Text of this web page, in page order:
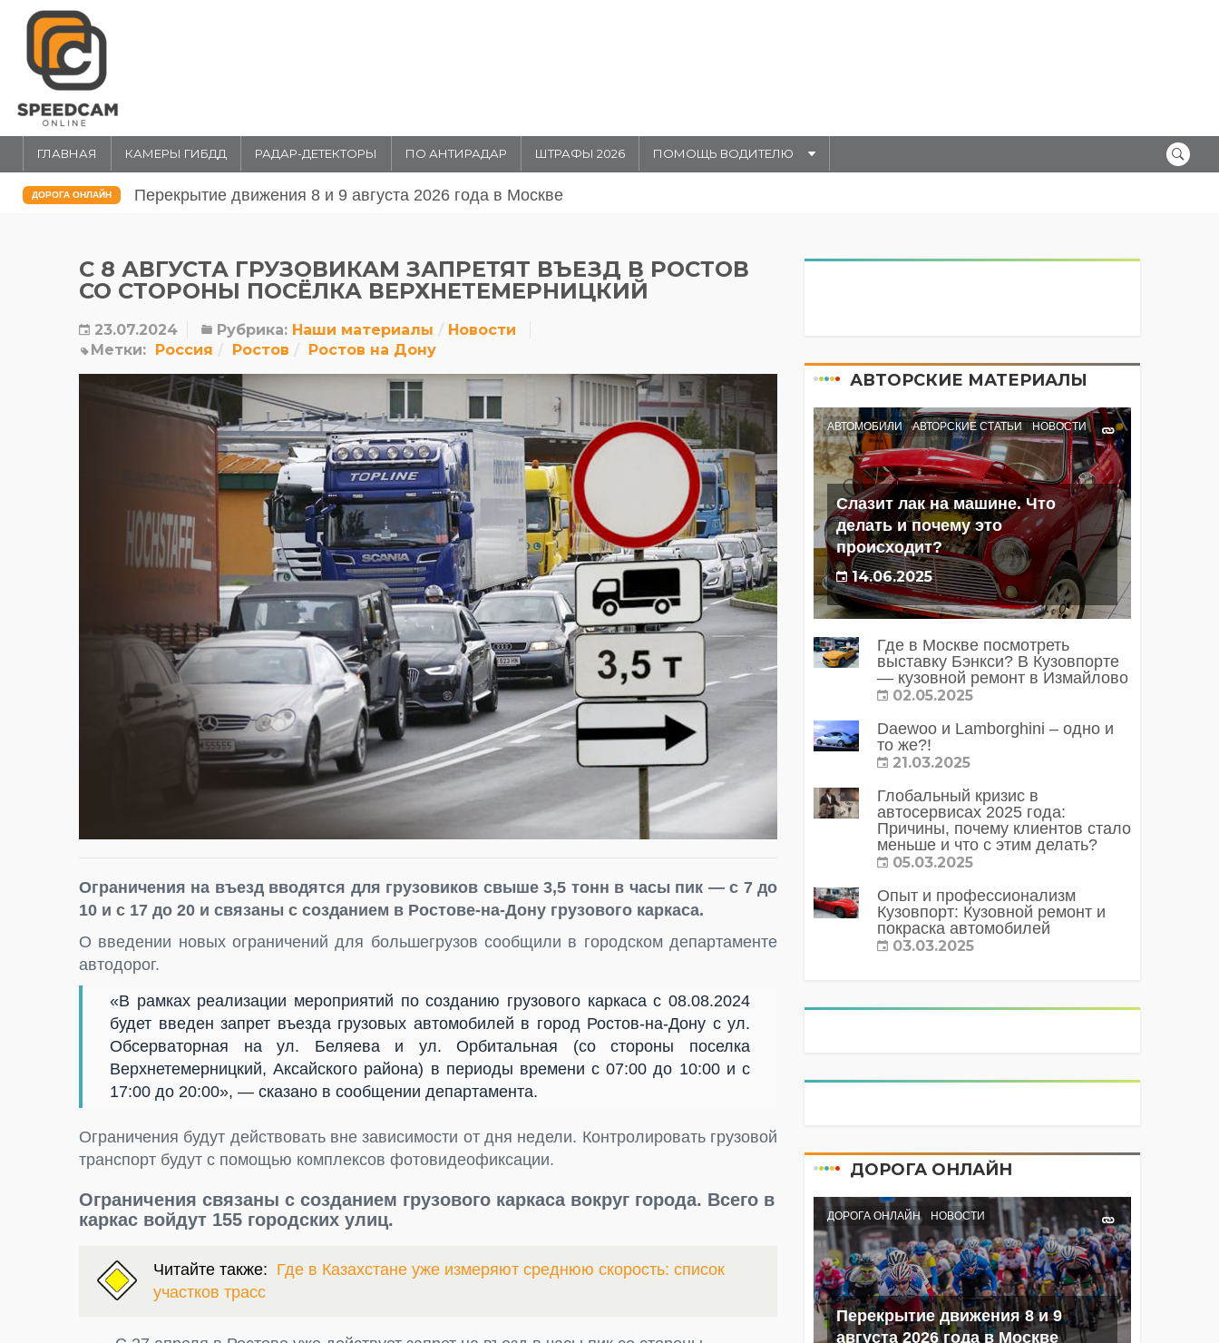
ГЛАВНАЯ КАМЕРЫ ГИБДД РАДАР-ДЕТЕКТОРЫ ПО АНТИРАДАР ШТРАФЫ 2026 ПОМОЩЬ ВОДИТЕЛЮ
ДОРОГА ОНЛАЙН Перекрытие движения 31 июля и 1 августа 20026 года в Москве
С 8 АВГУСТА ГРУЗОВИКАМ ЗАПРЕТЯТ ВЪЕЗД В РОСТОВ
СО СТОРОНЫ ПОСЁЛКА ВЕРХНЕТЕМЕРНИЦКИЙ
23.07.2024 Рубрика: Наши материалы
Новости
Метки: Россия Ростов Ростов на Дону
Ограничения на въезд вводятся для грузовиков свыше 3,5 тонн в часы пик — с 7 до
10 и с 17 до 20 и связаны с созданием в Ростове-на-Дону грузового каркаса.
О введении новых ограничений для большегрузов сообщили в городском департаменте
автодорог.
«В рамках реализации мероприятий по созданию грузового каркаса с 08.08.2024
будет введен запрет въезда грузовых автомобилей в город Ростов-на-Дону с ул.
Обсерваторная на ул. Беляева и ул. Орбитальная (со стороны поселка
Верхнетемерницкий, Аксайского района) в периоды времени с 07:00 до 10:00 и с
17:00 до 20:00», — сказано в сообщении департамента.
Ограничения будут действовать вне зависимости от дня недели. Контролировать грузовой
транспорт будут с помощью комплексов фотовидеофиксации.
Ограничения связаны с созданием грузового каркаса вокруг города. Всего в
каркас войдут 155 городских улиц.
Читайте также: Где в Казахстане уже измеряют среднюю скорость: список
участков трасс
АВТОРСКИЕ МАТЕРИАЛЫ
АВТОМОБИЛИ АВТОРСКИЕ СТАТЬИ НОВОСТИ
Слазит лак на машине. Что
делать и почему это
происходит?
14.06.2025
Где в Москве посмотреть
выставку Бэнкси? В Кузовпорте
— кузовной ремонт в Измайлово
02.05.2025
Daewoo и Lamborghini – одно и
то же?!
21.03.2025
Глобальный кризис в
автосервисах 2025 года:
Причины, почему клиентов стало
меньше и что с этим делать?
05.03.2025
Опыт и профессионализм
Кузовпорт: Кузовной ремонт и
покраска автомобилей
03.03.2025
ДОРОГА ОНЛАЙН
ДОРОГА ОНЛАЙН НОВОСТИ
Перекрытие движения 8 и 9
августа 2026 года в Москве